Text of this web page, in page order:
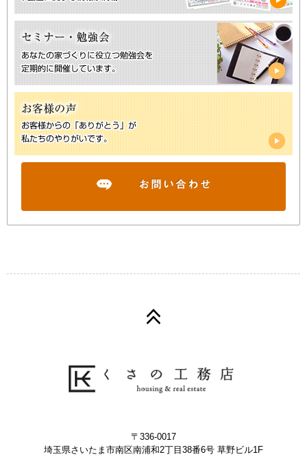
〒336-0017
埼玉県さいたま市南区南浦和2丁目38番6号 草野ビル1F